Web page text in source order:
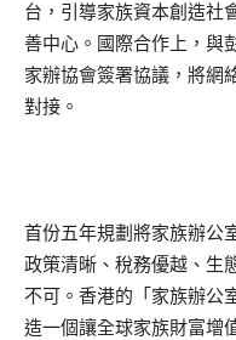
台，引導家族資本創造社
善中心。國際合作上，與
家辦協會簽署協議，將網
對接。
首份五年規劃將家族辦公
政策清晰、稅務優越、生
不可。香港的「家族辦公
造一個讓全球家族財富增